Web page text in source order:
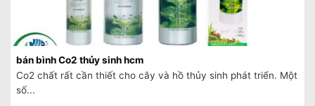
bán bình Co2 thủy sinh hcm
Co2 chất rất cần thiết cho cây và hồ thủy sinh phát triển. Một
số...